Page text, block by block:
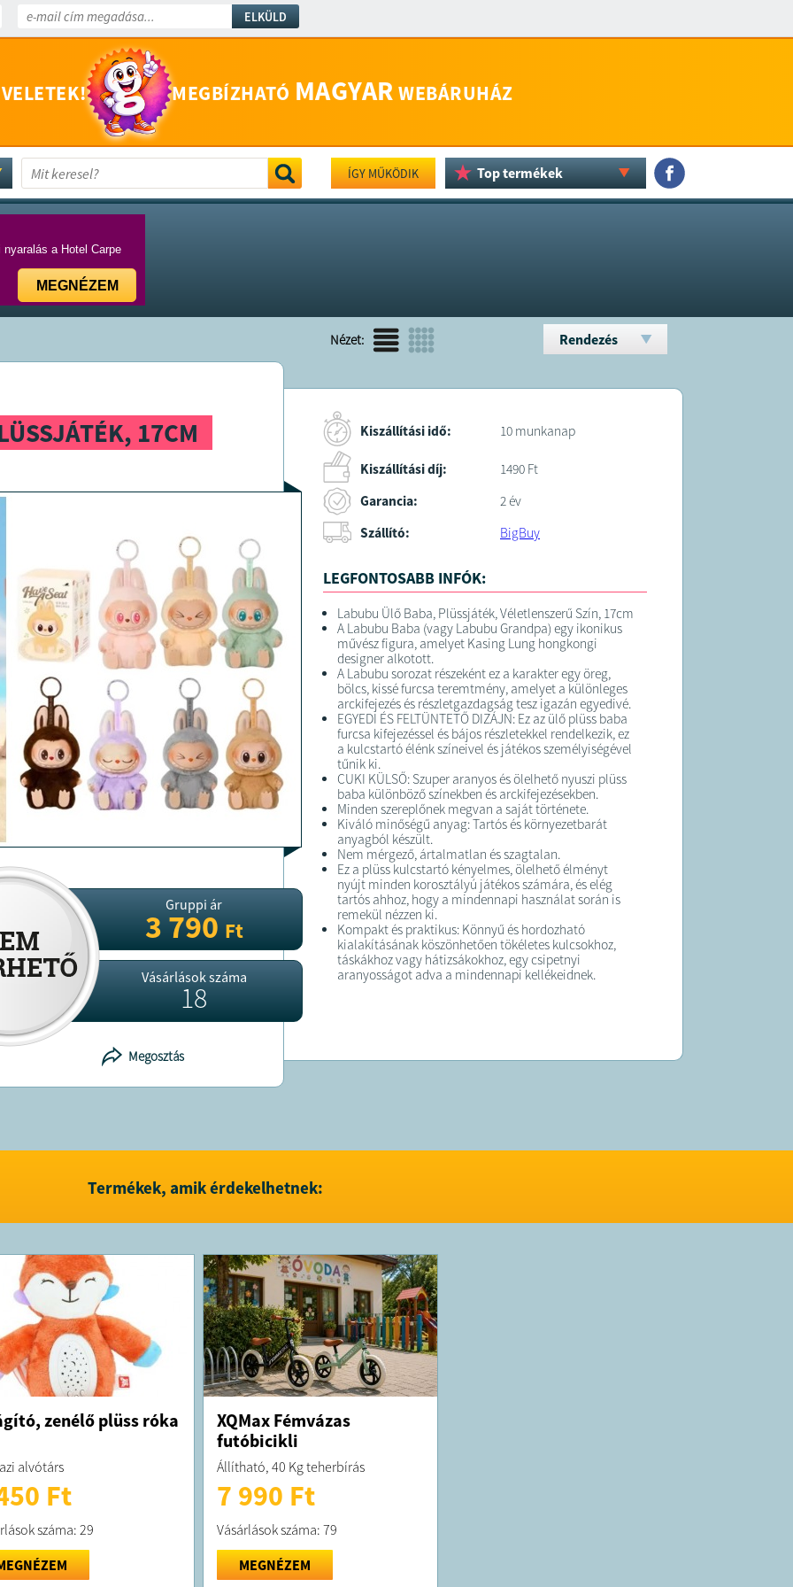
ELKÜLD
MEGBÍZHATÓ MAGYAR WEBÁRUHÁZ
ÍGY MŰKÖDIK Top termékek
a Hotel Carpe
MEGNÉZEM
Nézet: Rendezés
17CM
Gruppi ár
3 790Ft
Vásárlások száma
18
Megosztás
Kiszállítási idő: 10 munkanap
Kiszállítási díj:
1490 Ft
Garancia:
2 év
Szállító:
BigBuy
LEGFONTOSABB INFÓK:
Labubu Ülő Baba, Plüssjáték, Véletlenszerű Szín, 17cm
A Labubu Baba (vagy Labubu Grandpa) egy ikonikus
művész figura, amelyet Kasing Lung hongkongi
designer alkotott.
A Labubu sorozat részeként ez a karakter egy öreg,
bölcs, kissé furcsa teremtmény, amelyet a különleges
arckifejezés és részletgazdagság tesz igazán egyedivé.
EGYEDI ÉS FELTÜNTETŐ DIZÁJN: Ez az ülő plüss baba
furcsa kifejezéssel és bájos részletekkel rendelkezik, ez
a kulcstartó élénk színeivel és játékos személyiségével
tűnik ki.
CUKI KÜLSŐ: Szuper aranyos és ölelhető nyuszi plüss
baba különböző színekben és arckifejezésekben.
Minden szereplőnek megvan a saját története.
Kiváló minőségű anyag: Tartós és környezetbarát
anyagból készült.
Nem mérgező, ártalmatlan és szagtalan.
Ez a plüss kulcstartó kényelmes, ölelhető élményt
nyújt minden korosztályú játékos számára, és elég
tartós ahhoz, hogy a mindennapi használat során is
remekül nézzen ki.
Kompakt és praktikus: Könnyű és hordozható
kialakításának köszönhetően tökéletes kulcsokhoz,
táskákhoz vagy hátizsákokhoz, egy csipetnyi
aranyosságot adva a mindennapi kellékeidnek.
A megrendelt termék maximum 10 munkanapon belül
Termékek, amik érdekelhetnek:
zenélő plüss róka
alvótárs
Ft
száma: 29
XQMax Fémvázas
futóbicikli
Állítható, 40 Kg teherbírás
7 990 Ft
Vásárlások száma: 79
MEGNÉZEM